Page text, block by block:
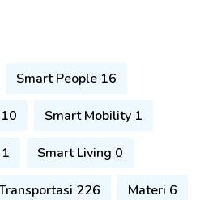
Smart People 16
Smart Mobility 1
Smart Living 0
226 Materi 6